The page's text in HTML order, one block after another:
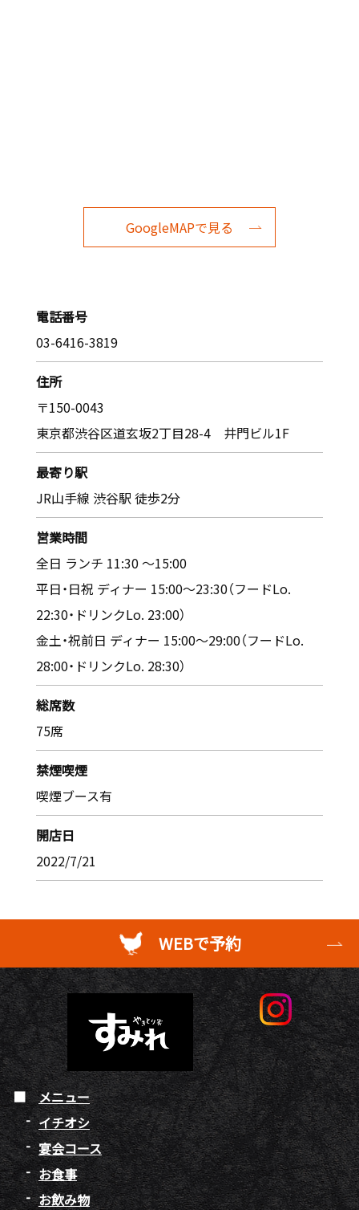
GoogleMAPで見る
電話番号
03-6416-3819
住所
〒150-0043
東京都渋谷区道玄坂2丁目28-4 井門ビル1F
最寄り駅
JR山手線 渋谷駅 徒歩2分
営業時間
全日 ランチ 11:30 ～15:00
平日・日祝 ディナー 15:00～23:30（フードLo.
22:30・ドリンクLo. 23:00）
金土・祝前日 ディナー 15:00～29:00（フードLo.
28:00・ドリンクLo. 28:30）
総席数
75席
禁煙喫煙
喫煙ブース有
開店日
2022/7/21
WEBで予約
メニュー
イチオシ
宴会コース
お食事
お飲み物